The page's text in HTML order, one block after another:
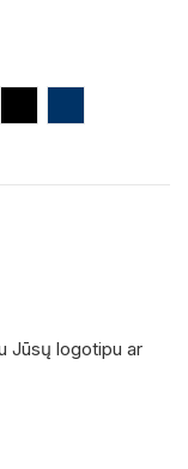
Jūsų logotipu ar